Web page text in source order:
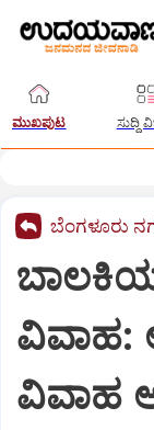
ಮುಖಪುಟ ಸುದ್ದಿ
ಬೆಂಗಳೂರು
ವಿವಾಹ:
ವಿವಾಹ